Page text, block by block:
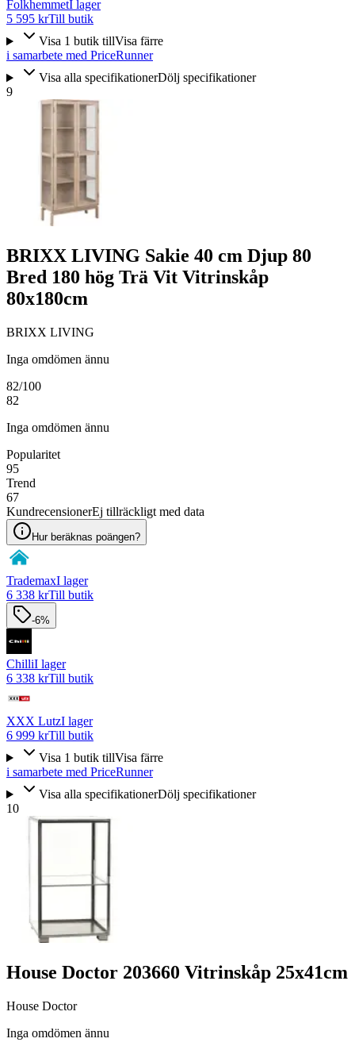
FolkhemmetI lager
5 595 krTill butik
Visa 1 butik tillVisa färre
i samarbete med PriceRunner
Visa alla specifikationerDölj specifikationer
9
BRIXX LIVING Sakie 40 cm Djup 80
Bred 180 hög Trä Vit Vitrinskåp
80x180cm
BRIXX LIVING
Inga omdömen ännu
82/100
82
Inga omdömen ännu
Popularitet
95
Trend
67
KundrecensionerEj tillräckligt med data
Hur beräknas poängen?
TrademaxI lager
6 338 krTill butik
-6%
ChilliI lager
6 338 krTill butik
XXX LutzI lager
6 999 krTill butik
Visa 1 butik tillVisa färre
i samarbete med PriceRunner
Visa alla specifikationerDölj specifikationer
10
House Doctor 203660 Vitrinskåp 25x41cm
House Doctor
Inga omdömen ännu